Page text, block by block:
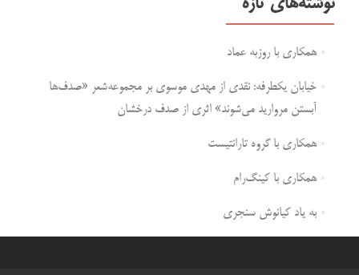
همکاری با روزبه عماد
خیابان یکطرفه: نقدی از مهدی موسوی بر مجموعه‌شعر «صدف‌ها
آبستن مروارید می‌شوند» اثری از صدف درخشان
همکاری با گروه تارانتیست
همکاری با کینگ‌رام
به یاد کیانوش سنجری